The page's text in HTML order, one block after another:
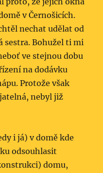
v Černošicích.
nechat udělat od
sestra. Bohužel ti mi
ve stejnou dobu
na dodávku
Protože však
nebyl již
i já) v domě kde
odsouhlasit
domu,